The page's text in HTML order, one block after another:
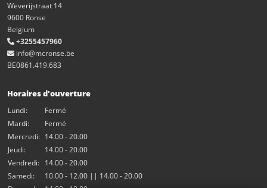
Weverijstraat 14
9600 Ronse
Belgium
+3255457960
info@mcronse.be
BE0861.419.683
Horaires d'ouverture
Lundi:
Fermé
Mardi:
Fermé
Mercredi: 14.00 - 20.00
Jeudi:
14.00 - 20.00
Vendredi: 14.00 - 20.00
Samedi:
10.00 - 12.00 || 14.00 - 20.00